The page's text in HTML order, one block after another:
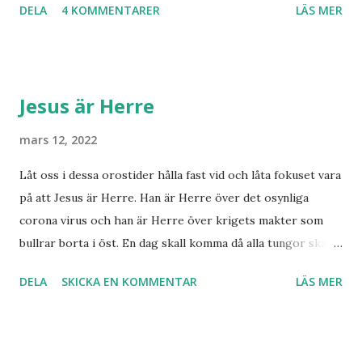
särskilt långt kvar till Jesu tillkommelse. Finns det något
i Norge sett tredje världskriget bryta ut någon koppling
och gudsmannen Anton Johanson såg många syner och
uppenbarelser som redan skedde under hans egen levnad.
Han dog 1928. Skandinavien har knappast haft någon profet
av hans kaliber när det gäller drömmar och syner som just
han såg angåe...
DELA 4 KOMMENTARER LÄS MER
Jesus är Herre
mars 12, 2022
Låt oss i dessa orostider hålla fast vid och låta fokuset vara
på att Jesus är Herre. Han är Herre över det osynliga
corona virus och han är Herre över krigets makter som
bullrar borta i öst. En dag skall komma då alla tungor skall
jorden att Jesus Kristus är Herre! Ära Halleluja! Detta är
DELA SKICKA EN KOMMENTAR LÄS MER